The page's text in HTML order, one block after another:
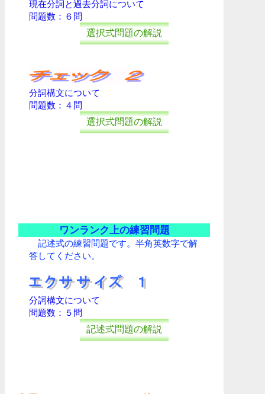
現在分詞と過去分詞について
問題数：６問
選択式問題の解説
分詞構文について
問題数：４問
選択式問題の解説
ワンランク上の練習問題
記述式の練習問題です。半角英数字で解
答してください。
分詞構文について
問題数：５問
記述式問題の解説